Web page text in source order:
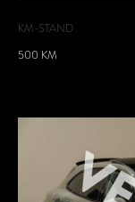
KM-STAND
500 KM